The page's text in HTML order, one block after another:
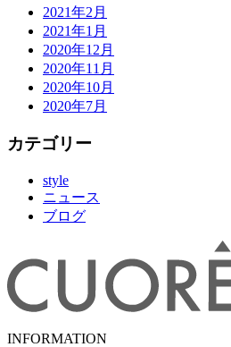
2021年2月
2021年1月
2020年12月
2020年11月
2020年10月
2020年7月
カテゴリー
style
ニュース
ブログ
INFORMATION